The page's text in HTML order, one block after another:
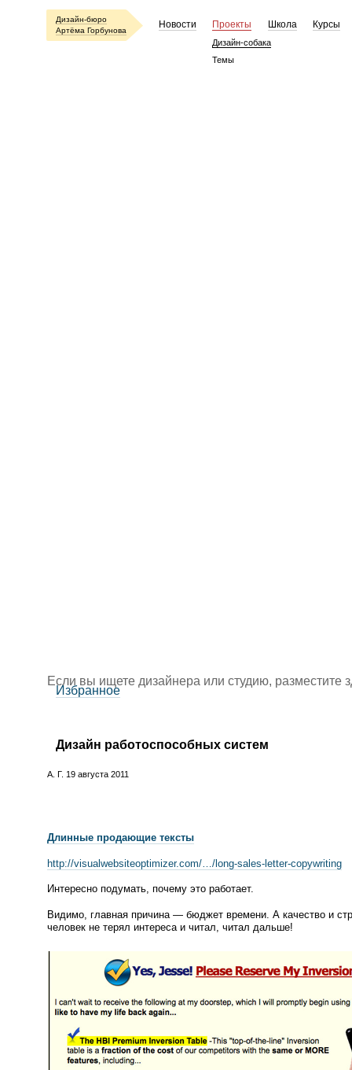
Дизайн-бюро
Артёма Горбунова
Новости Проекты
Дизайн-собака
Темы
Школа Курсы
Если вы ищете дизайнера или студию, разместите
Избранное
Дизайн работоспособных систем
А. Г. 19 августа 2011
Длинные продающие тексты
http://visualwebsiteoptimizer.com/…/long-sales-letter-copywriting
Интересно подумать, почему это работает.
Видимо, главная причина — бюджет времени. А качество и
человек не терял интереса и читал, читал дальше!